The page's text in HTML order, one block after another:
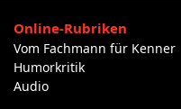
Online-Rubriken
Vom Fachmann für Kenner
Humorkritik
Audio